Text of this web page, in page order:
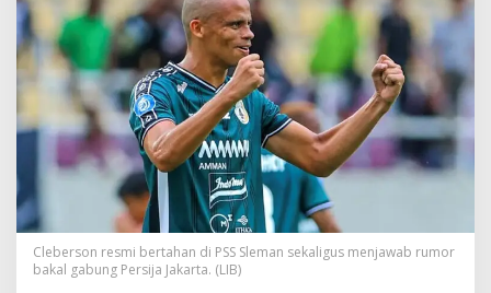
e
r
s
o
n
k
e
P
e
r
s
i
j
a
J
Cleberson resmi bertahan di PSS Sleman sekaligus menjawab rumor
bakal gabung Persija Jakarta. (LIB)